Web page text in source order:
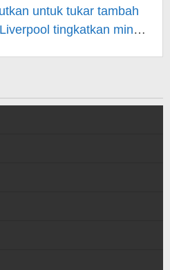
untuk tukar tambah
tingkatkan minat